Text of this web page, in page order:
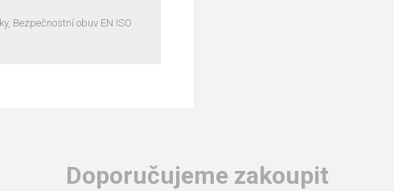
Bezpečnostní obuv EN ISO
Doporučujeme zakoupit